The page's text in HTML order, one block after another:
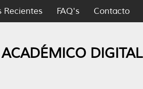
Recientes FAQ's Contacto
DIGITAL